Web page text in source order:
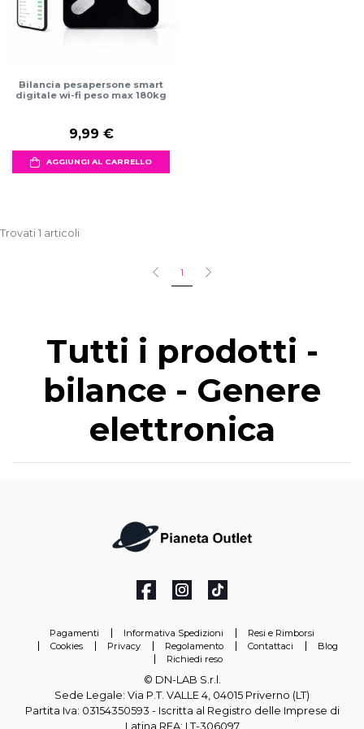
Bilancia pesapersone smart
digitale wi-fi peso max 180kg
9,99 €
AGGIUNGI AL CARRELLO
Trovati 1 articoli
1
Tutti i prodotti -
bilance - Genere
elettronica
Pagamenti Informativa Spedizioni
Resi e Rimborsi
Cookies
Privacy Regolamento Contattaci
Blog
Richiedi reso
© DN-LAB S.r.l.
Sede Legale: Via P.T. VALLE 4, 04015 Priverno (LT)
Partita Iva: 03154350593 - Iscritta al Registro delle Imprese di
Latina REA: LT-306097